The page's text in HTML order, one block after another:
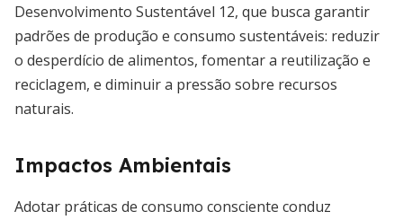
Desenvolvimento Sustentável 12, que busca garantir
padrões de produção e consumo sustentáveis: reduzir
o desperdício de alimentos, fomentar a reutilização e
reciclagem, e diminuir a pressão sobre recursos
naturais.
Impactos Ambientais
Adotar práticas de consumo consciente conduz